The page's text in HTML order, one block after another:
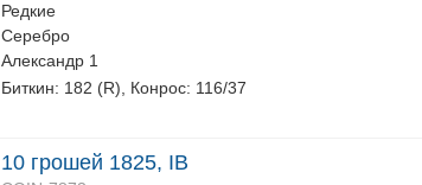
Редкие
Серебро
Александр 1
Биткин: 182 (R), Конрос: 116/37
10 грошей 1825, IB